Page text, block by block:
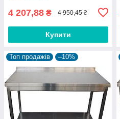
4 207,88 ₴ 4 950,45 ₴
Купити
Топ продажів –10%